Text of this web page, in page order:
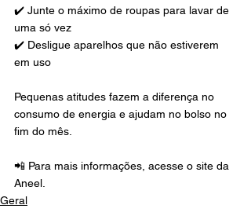
✔️ Junte o máximo de roupas para lavar de
uma só vez
✔️ Desligue aparelhos que não estiverem
em uso
Pequenas atitudes fazem a diferença no
consumo de energia e ajudam no bolso no
fim do mês.
📲 Para mais informações, acesse o site da
Aneel.
Geral